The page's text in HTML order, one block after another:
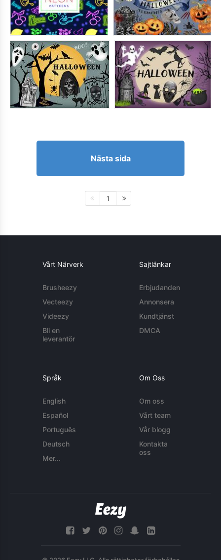
Nästa sida
1
Vårt Närverk
Brusheezy
Vecteezy
Videezy
Bli en
leverantör
Sajtlänkar
Erbjudanden
Annonsera
Kundtjänst
DMCA
Språk
English
Español
Português
Deutsch
Mer...
Om Oss
Om oss
Vårt team
Vår blogg
Kontakta
oss